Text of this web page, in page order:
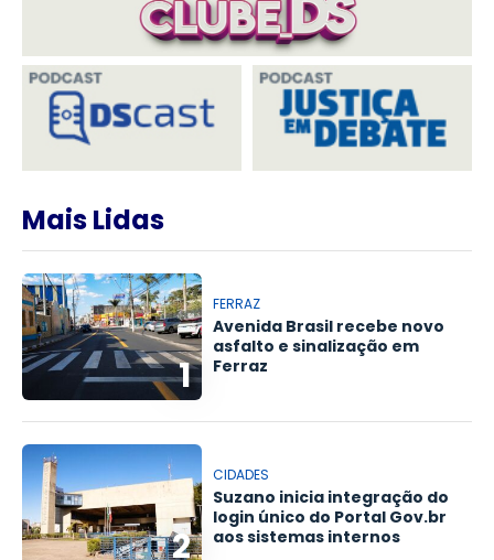
Mais Lidas
1
FERRAZ
Avenida Brasil recebe novo
asfalto e sinalização em
Ferraz
2
CIDADES
Suzano inicia integração do
login único do Portal Gov.br
aos sistemas internos